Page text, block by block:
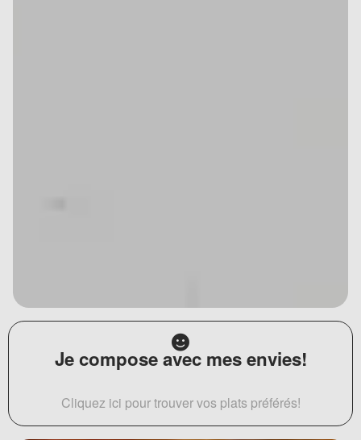
Je compose avec mes envies!
Cliquez ici pour trouver vos plats préférés!